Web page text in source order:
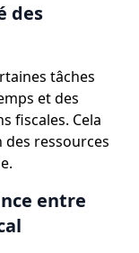
des
tâches
et des
fiscales. Cela
ressources
entre